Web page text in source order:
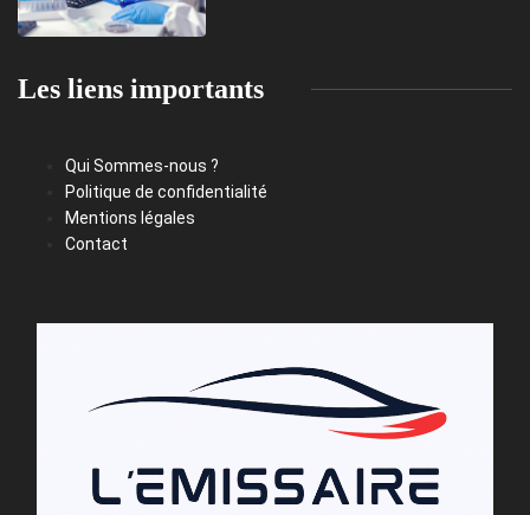
Les liens importants
Qui Sommes-nous ?
Politique de confidentialité
Mentions légales
Contact